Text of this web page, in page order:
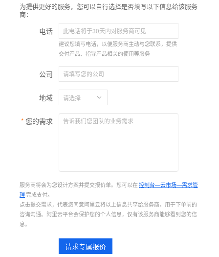
为提供更好的服务，您可以自行选择是否填写以下信息给该服务
商：
电话
建议您填写电话，以便服务商主动与您联系，提供
交付产品、指导产品相关的使用等服务
公司
地域
您的需求
服务商将会为您设计方案并提交报价单。您可以在控制台—云市场—需求管
理完成支付。
点击提交需求，代表您同意阿里云将以上信息共享给服务商，用于下单前的
咨询沟通。阿里云平台会保护您的个人信息，仅有该服务商能够看到您的信
息。
请求专属报价